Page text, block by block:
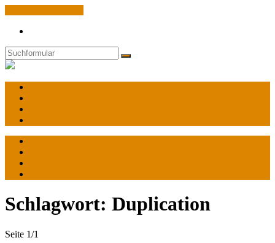
Suchen
World
Atenzas
Schlagwort: Duplication
Seite 1/1